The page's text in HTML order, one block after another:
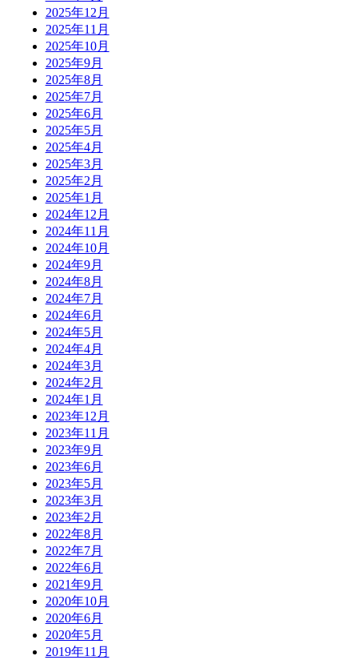
2025年12月
2025年11月
2025年10月
2025年9月
2025年8月
2025年7月
2025年6月
2025年5月
2025年4月
2025年3月
2025年2月
2025年1月
2024年12月
2024年11月
2024年10月
2024年9月
2024年8月
2024年7月
2024年6月
2024年5月
2024年4月
2024年3月
2024年2月
2024年1月
2023年12月
2023年11月
2023年9月
2023年6月
2023年5月
2023年3月
2023年2月
2022年8月
2022年7月
2022年6月
2021年9月
2020年10月
2020年6月
2020年5月
2019年11月